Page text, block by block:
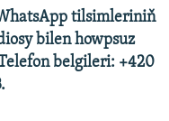
tilsimleriniň
bilen howpsuz
belgileri: +420